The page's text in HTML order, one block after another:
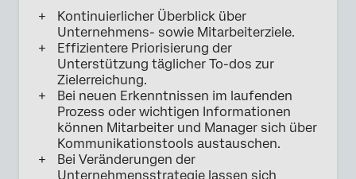
Kontinuierlicher Überblick über
Unternehmens- sowie Mitarbeiterziele.
Effizientere Priorisierung der
Unterstützung täglicher To-dos zur
Zielerreichung.
Bei neuen Erkenntnissen im laufenden
Prozess oder wichtigen Informationen
können Mitarbeiter und Manager sich über
Kommunikationstools austauschen.
Bei Veränderungen der
Unternehmensstrategie lassen sich